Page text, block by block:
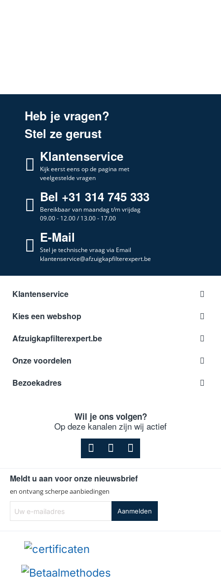
Heb je vragen?
Stel ze gerust
Klantenservice
Kijk eerst eens op de pagina met
veelgestelde vragen
Bel +31 314 745 333
Bereikbaar van maandag t/m vrijdag
09.00 - 12.00 / 13.00 - 17.00
E-Mail
Stel je technische vraag via Email
klantenservice@afzuigkapfilterexpert.be
Klantenservice
Kies een webshop
Afzuigkapfilterexpert.be
Onze voordelen
Bezoekadres
Wil je ons volgen?
Op deze kanalen zijn wij actief
Meldt u aan voor onze nieuwsbrief
en ontvang scherpe aanbiedingen
e-
mailadres
Aanmelden